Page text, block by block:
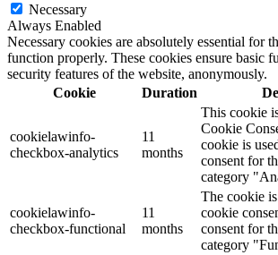
Necessary
Always Enabled
Necessary cookies are absolutely essential for
function properly. These cookies ensure basic
security features of the website, anonymously.
Cookie
Duration
cookielawinfo-
checkbox-analytics
11
months
This cookie
Cookie
cookie is
consent for
category
cookielawinfo-
checkbox-functional
11
months
The cookie
cookie
consent for
category